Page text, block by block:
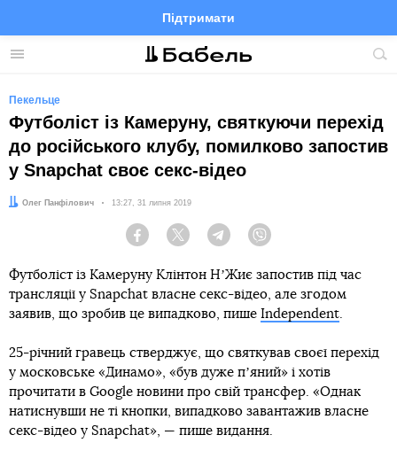
Меню
Підтримати
FacebookTelegramTwitter
Пекельце
Футболіст із Камеруну, святкуючи перехід
до російського клубу, помилково запостив
у Snapchat своє секс-відео
Автор:
Олег Панфілович Дата:
13:27, 31 липня 2019
Facebook Twitter Telegram
Футболіст із Камеруну Клінтон НʼЖиє запостив під час
трансляції у Snapchat власне секс-відео, але згодом
заявив, що зробив це випадково, пише Independent.
25-річний гравець стверджує, що святкував своєї перехід
у московське «Динамо», «був дуже пʼяний» і хотів
прочитати в Google новини про свій трансфер. «Однак
натиснувши не ті кнопки, випадково завантажив власне
секс-відео у Snapchat», — пише видання.